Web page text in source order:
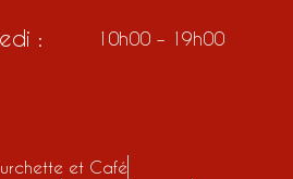
: 10h00 – 19h00
et Café